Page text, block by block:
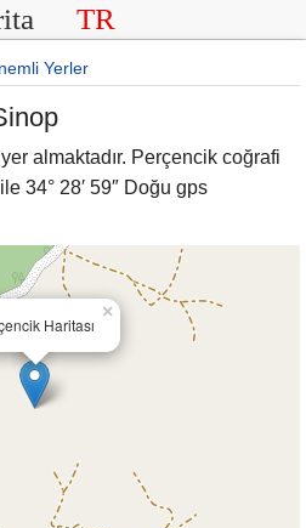
TR
Yerler
almaktadır. Perçencik coğrafi
34° 28′ 59″ Doğu gps
Haritası
×